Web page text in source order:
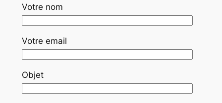
Votre nom
Votre email
Objet